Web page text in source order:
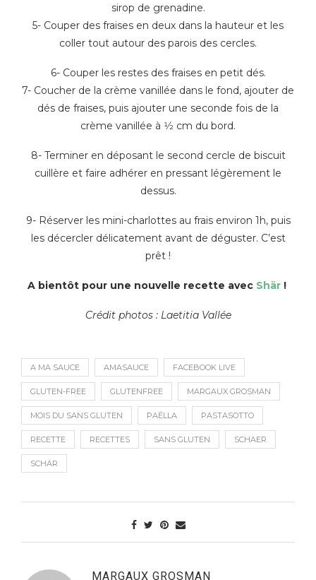
sirop de grenadine.
5- Couper des fraises en deux dans la hauteur et les
coller tout autour des parois des cercles.
6- Couper les restes des fraises en petit dés.
7- Coucher de la crème vanillée dans le fond, ajouter de
dés de fraises, puis ajouter une seconde fois de la
crème vanillée à 1⁄2 cm du bord.
8- Terminer en déposant le second cercle de biscuit
cuillère et faire adhérer en pressant légèrement le
dessus.
9- Réserver les mini-charlottes au frais environ 1h, puis
les décercler délicatement avant de déguster. C’est
prêt !
A bientôt pour une nouvelle recette avec Shär!
Crédit photos : Laetitia Vallée
A MA SAUCE AMASAUCE FACEBOOK LIVE
GLUTEN-FREE GLUTENFREE MARGAUX GROSMAN
MOIS DU SANS GLUTEN PAËLLA PASTASOTTO
RECETTE RECETTES SANS GLUTEN SCHAER
SCHÄR
MARGAUX GROSMAN